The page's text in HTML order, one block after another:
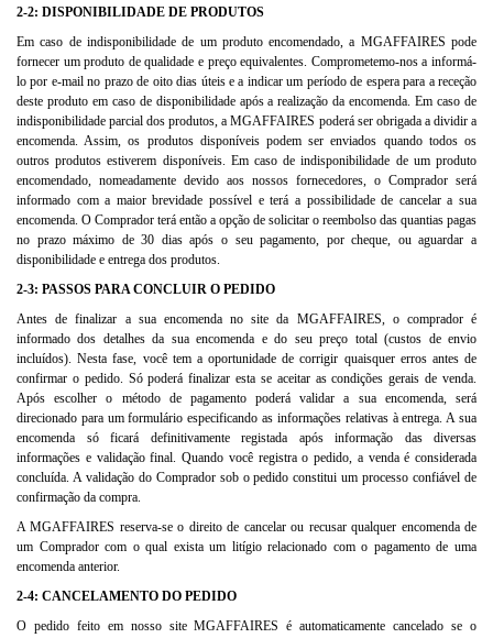
2-2: DISPONIBILIDADE DE PRODUTOS
Em caso de indisponibilidade de um produto encomendado, a MGAFFAIRES pode
fornecer um produto de qualidade e preço equivalentes. Comprometemo-nos a informá-
lo por e-mail no prazo de oito dias úteis e a indicar um período de espera para a receção
deste produto em caso de disponibilidade após a realização da encomenda. Em caso de
indisponibilidade parcial dos produtos, a MGAFFAIRES poderá ser obrigada a dividir a
encomenda. Assim, os produtos disponíveis podem ser enviados quando todos os
outros produtos estiverem disponíveis. Em caso de indisponibilidade de um produto
encomendado, nomeadamente devido aos nossos fornecedores, o Comprador será
informado com a maior brevidade possível e terá a possibilidade de cancelar a sua
encomenda. O Comprador terá então a opção de solicitar o reembolso das quantias pagas
no prazo máximo de 30 dias após o seu pagamento, por cheque, ou aguardar a
disponibilidade e entrega dos produtos.
2-3: PASSOS PARA CONCLUIR O PEDIDO
Antes de finalizar a sua encomenda no site da MGAFFAIRES, o comprador é
informado dos detalhes da sua encomenda e do seu preço total (custos de envio
incluídos). Nesta fase, você tem a oportunidade de corrigir quaisquer erros antes de
confirmar o pedido. Só poderá finalizar esta se aceitar as condições gerais de venda.
Após escolher o método de pagamento poderá validar a sua encomenda, será
direcionado para um formulário especificando as informações relativas à entrega. A sua
encomenda só ficará definitivamente registada após informação das diversas
informações e validação final. Quando você registra o pedido, a venda é considerada
concluída. A validação do Comprador sob o pedido constitui um processo confiável de
confirmação da compra.
A MGAFFAIRES reserva-se o direito de cancelar ou recusar qualquer encomenda de
um Comprador com o qual exista um litígio relacionado com o pagamento de uma
encomenda anterior.
2-4: CANCELAMENTO DO PEDIDO
O pedido feito em nosso site MGAFFAIRES é automaticamente cancelado se o